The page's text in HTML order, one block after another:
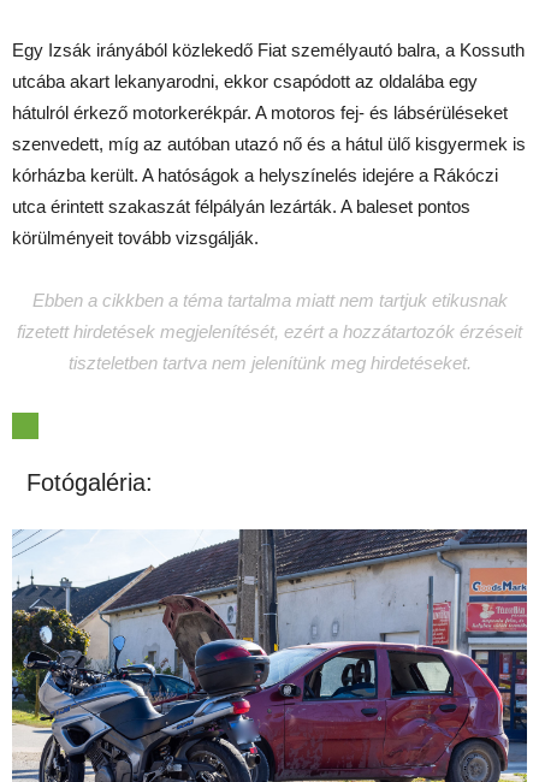
Egy Izsák irányából közlekedő Fiat személyautó balra, a Kossuth
utcába akart lekanyarodni, ekkor csapódott az oldalába egy
hátulról érkező motorkerékpár. A motoros fej- és lábsérüléseket
szenvedett, míg az autóban utazó nő és a hátul ülő kisgyermek is
kórházba került. A hatóságok a helyszínelés idejére a Rákóczi
utca érintett szakaszát félpályán lezárták. A baleset pontos
körülményeit tovább vizsgálják.
Ebben a cikkben a téma tartalma miatt nem tartjuk etikusnak
fizetett hirdetések megjelenítését, ezért a hozzátartozók érzéseit
tiszteletben tartva nem jelenítünk meg hirdetéseket.
Fotógaléria: